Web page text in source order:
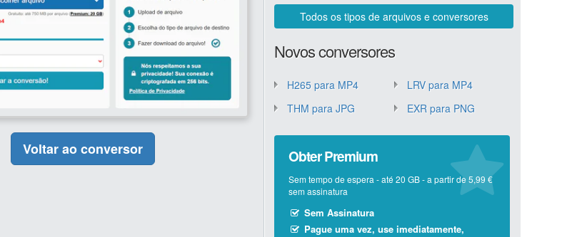
Voltar ao conversor
Todos os tipos de arquivos e conversores
Novos conversores
H265 para MP4
LRV para MP4
THM para JPG
EXR para PNG
Obter Premium
Sem tempo de espera - até 20 GB - a partir de 5,99 €
sem assinatura
Sem Assinatura
Pague uma vez, use imediatamente,